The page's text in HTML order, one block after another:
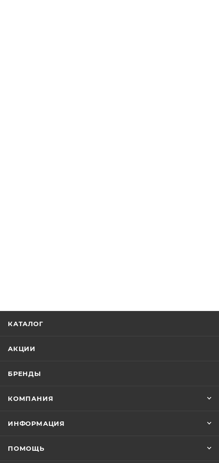
КАТАЛОГ
АКЦИИ
БРЕНДЫ
КОМПАНИЯ
ИНФОРМАЦИЯ
ПОМОЩЬ